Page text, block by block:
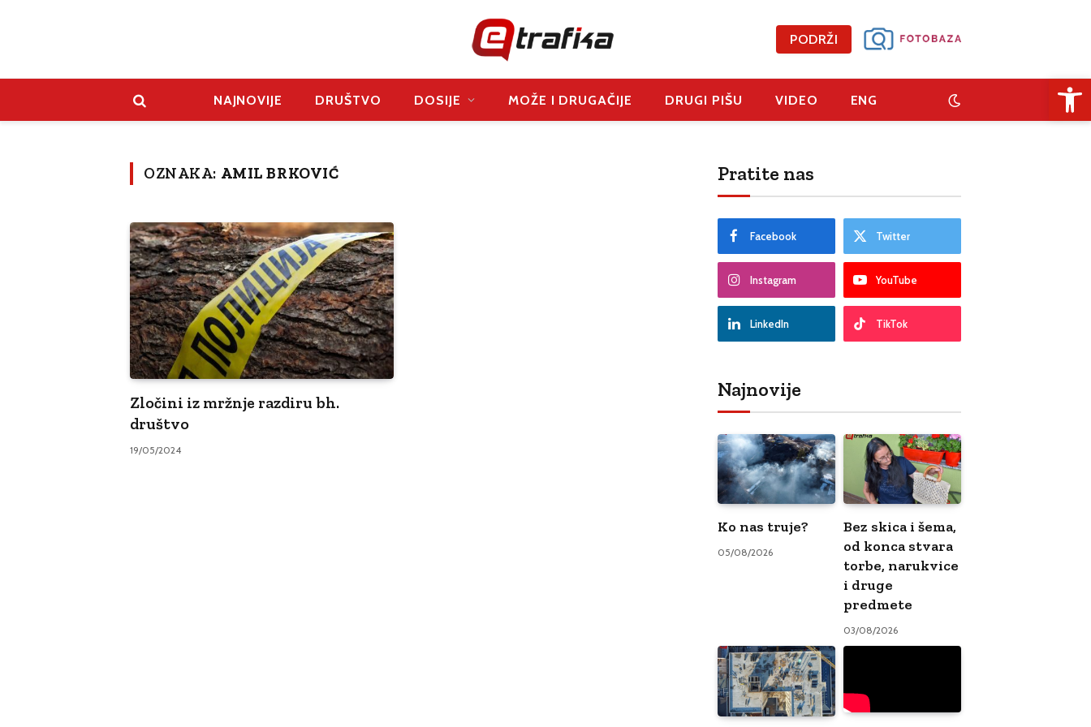
PODRŽI
NAJNOVIJE DRUŠTVO DOSIJE MOŽE I DRUGAČIJE DRUGI PIŠU VIDEO ENG
OZNAKA: AMIL BRKOVIĆ
Zločini iz mržnje razdiru bh.
društvo
19/05/2024
Pratite nas
Facebook Twitter
Instagram YouTube
LinkedIn TikTok
Najnovije
Ko nas truje?
05/08/2026
Bez skica i šema,
od konca stvara
torbe, narukvice
i druge
predmete
03/08/2026